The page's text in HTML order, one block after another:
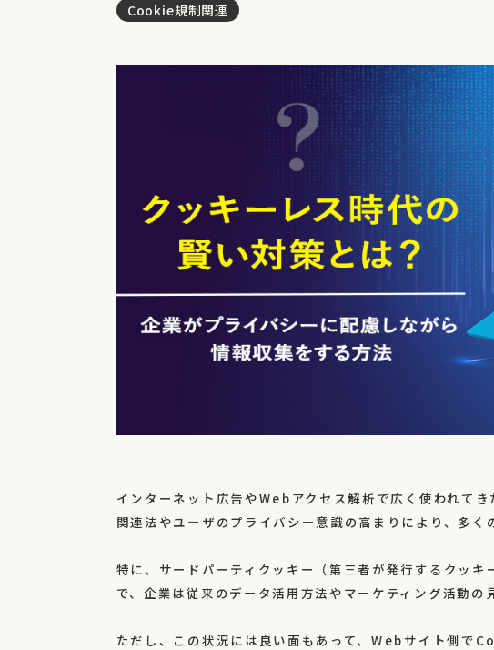
Cookie規制関連
インターネット広告やWebアクセス解析で広く使われて
関連法やユーザのプライバシー意識の高まりにより、多く
特に、サードパーティクッキー（第三者が発行するクッ
で、企業は従来のデータ活用方法やマーケティング活動の
ただし、この状況には良い面もあって、Webサイト側で